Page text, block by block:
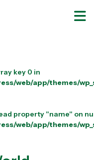
key 0 in
web/app/themes/
property "name" on
web/app/themes/